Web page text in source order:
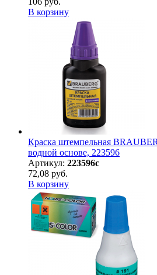
В корзину
Краска штемпельная
водной основе, 223596
Артикул: 223596с
72,08 руб.
В корзину